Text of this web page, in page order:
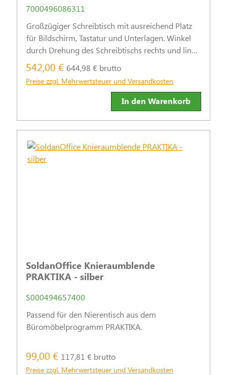
lichtgrau
7000496086311
Großzügiger Schreibtisch mit ausreichend Platz
für Bildschirm, Tastatur und Unterlagen. Winkel
durch Drehung des Schreibtischs rechts und links
anbaubar.
542,00 € 644,98 € brutto
Preise zzgl. Mehrwertsteuer und Versandkosten
In den Warenkorb
SoldanOffice Knieraumblende
PRAKTIKA - silber
S000494657400
Passend für den Nierentisch aus dem
Büromöbelprogramm PRAKTIKA.
99,00 € 117,81 € brutto
Preise zzgl. Mehrwertsteuer und Versandkosten